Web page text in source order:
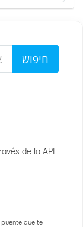
de la API
que te